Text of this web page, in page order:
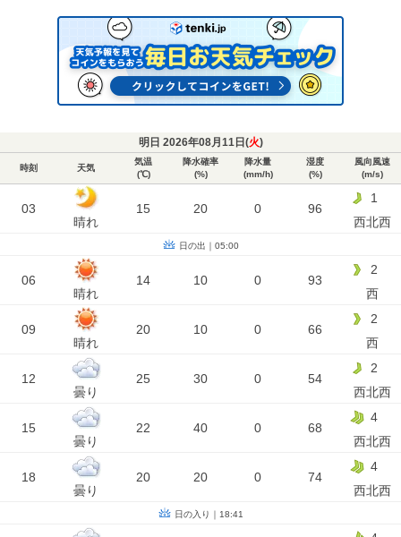
明日 2026年08月11日(火)
時刻 天気
気温
(℃)
降水確率
(%)
降水量
(mm/h)
湿度
(%)
風向風速
(m/s)
03
晴れ
15 20 0 96
1
西北西
日の出｜05:00
06
晴れ
14 10 0 93
2
西
09
晴れ
20 10 0 66
2
西
12
曇り
25 30 0 54
2
西北西
15
曇り
22 40 0 68
4
西北西
18
曇り
20 20 0 74
4
西北西
日の入り｜18:41